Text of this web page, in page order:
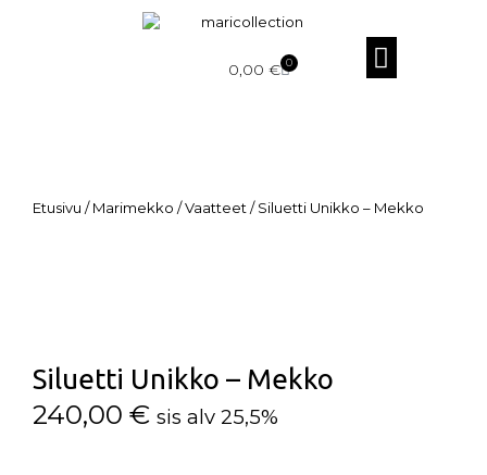
0,00 € 0
Etusivu /Marimekko /Vaatteet / Siluetti Unikko – Mekko
Siluetti Unikko – Mekko
240,00 € sis alv 25,5%